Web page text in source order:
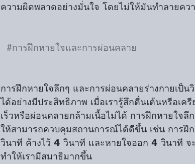
ความผิดพลาดอย่างมั่นใจ โดยไม่ให้มันทำลายคว
#การฝึกหายใจและการผ่อนคลาย
การฝึกหายใจลึกๆ และการผ่อนคลายร่างกายเป็
ได้อย่างมีประสิทธิภาพ เมื่อเรารู้สึกตื่นเต้นหรือเค
เร็วหรือผ่อนคลายกล้ามเนื้อไม่ได้ การฝึกหายใจลึ
ให้สามารถควบคุมสถานการณ์ได้ดีขึ้น เช่น การฝึ
วินาที ค้างไว้ 𝟰 วินาที และหายใจออก 𝟰 วินาที จ
ทำให้เรามีสมาธิมากขึ้น